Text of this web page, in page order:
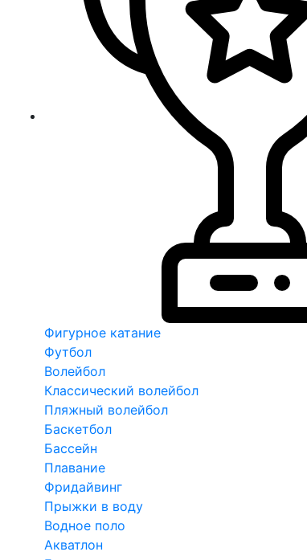
Фигурное катание
Футбол
Волейбол
Классический волейбол
Пляжный волейбол
Баскетбол
Бассейн
Плавание
Фридайвинг
Прыжки в воду
Водное поло
Акватлон